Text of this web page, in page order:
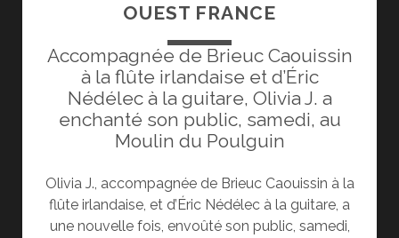
OUEST FRANCE
Accompagnée de Brieuc Caouissin
à la flûte irlandaise et d’Éric
Nédélec à la guitare, Olivia J. a
enchanté son public, samedi, au
Moulin du Poulguin
Olivia J., accompagnée de Brieuc Caouissin à la
flûte irlandaise, et d’Éric Nédélec à la guitare, a
une nouvelle fois, envoûté son public, samedi,